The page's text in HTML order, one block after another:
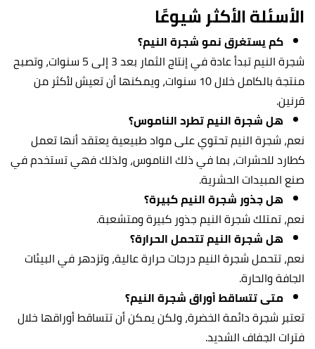
الأسئلة الأكثر شيوعًا
كم يستغرق نمو شجرة النيم؟
شجرة النيم تبدأ عادة في إنتاج الثمار بعد 3 إلى 5 سنوات، وتصبح
منتجة بالكامل خلال 10 سنوات، ويمكنها أن تعيش لأكثر من
قرنين.
هل شجرة النيم تطرد الناموس؟
نعم، شجرة النيم تحتوي على مواد طبيعية يعتقد أنها تعمل
كطارد للحشرات، بما في ذلك الناموس، ولذلك فهي تستخدم في
صنع المبيدات الحشرية.
هل جذور شجرة النيم كبيرة؟
نعم، تمتلك شجرة النيم جذور كبيرة ومتشعبة.
هل شجرة النيم تتحمل الحرارة؟
نعم، تتحمل شجرة النيم درجات حرارة عالية، وتزدهر في البيئات
الجافة والحارة.
متى تتساقط أوراق شجرة النيم؟
تعتبر شجرة دائمة الخضرة، ولكن يمكن أن تتساقط أوراقها خلال
فترات الجفاف الشديد.